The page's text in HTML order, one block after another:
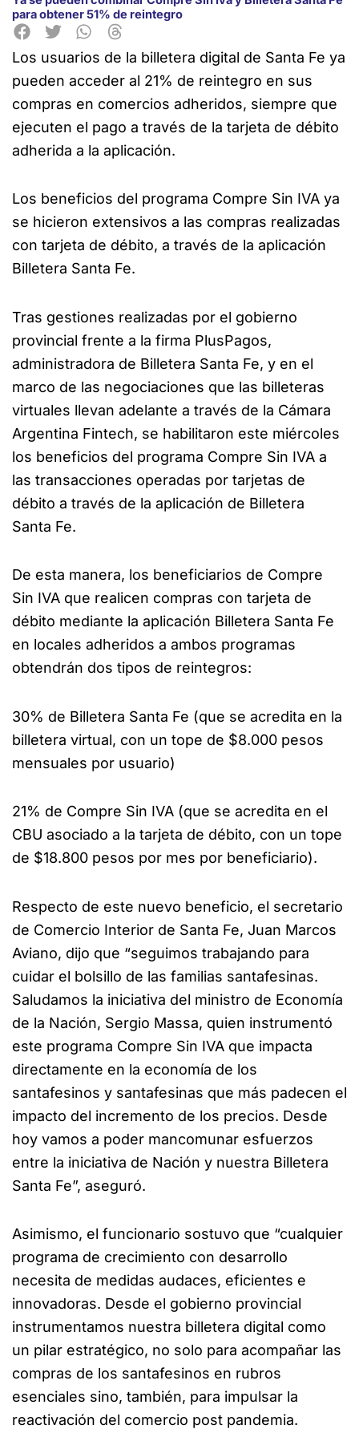
para obtener 51% de reintegro
Los usuarios de la billetera digital de Santa Fe ya
pueden acceder al 21% de reintegro en sus
compras en comercios adheridos, siempre que
ejecuten el pago a través de la tarjeta de débito
adherida a la aplicación.
Los beneficios del programa Compre Sin IVA ya
se hicieron extensivos a las compras realizadas
con tarjeta de débito, a través de la aplicación
Billetera Santa Fe.
Tras gestiones realizadas por el gobierno
provincial frente a la firma PlusPagos,
administradora de Billetera Santa Fe, y en el
marco de las negociaciones que las billeteras
virtuales llevan adelante a través de la Cámara
Argentina Fintech, se habilitaron este miércoles
los beneficios del programa Compre Sin IVA a
las transacciones operadas por tarjetas de
débito a través de la aplicación de Billetera
Santa Fe.
De esta manera, los beneficiarios de Compre
Sin IVA que realicen compras con tarjeta de
débito mediante la aplicación Billetera Santa Fe
en locales adheridos a ambos programas
obtendrán dos tipos de reintegros:
30% de Billetera Santa Fe (que se acredita en la
billetera virtual, con un tope de $8.000 pesos
mensuales por usuario)
21% de Compre Sin IVA (que se acredita en el
CBU asociado a la tarjeta de débito, con un tope
de $18.800 pesos por mes por beneficiario).
Respecto de este nuevo beneficio, el secretario
de Comercio Interior de Santa Fe, Juan Marcos
Aviano, dijo que “seguimos trabajando para
cuidar el bolsillo de las familias santafesinas.
Saludamos la iniciativa del ministro de Economía
de la Nación, Sergio Massa, quien instrumentó
este programa Compre Sin IVA que impacta
directamente en la economía de los
santafesinos y santafesinas que más padecen el
impacto del incremento de los precios. Desde
hoy vamos a poder mancomunar esfuerzos
entre la iniciativa de Nación y nuestra Billetera
Santa Fe”, aseguró.
Asimismo, el funcionario sostuvo que “cualquier
programa de crecimiento con desarrollo
necesita de medidas audaces, eficientes e
innovadoras. Desde el gobierno provincial
instrumentamos nuestra billetera digital como
un pilar estratégico, no solo para acompañar las
compras de los santafesinos en rubros
esenciales sino, también, para impulsar la
reactivación del comercio post pandemia.